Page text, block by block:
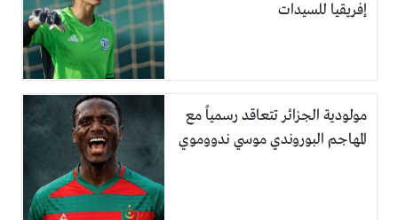
إفريقيا للسيدات
مولودية الجزائر تتعاقد رسمياً مع
المهاجم البوروندي موسي ندووموي